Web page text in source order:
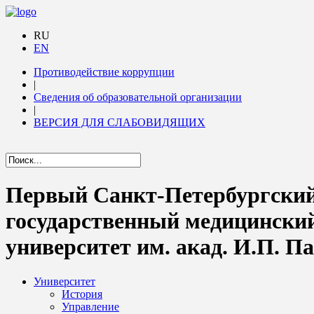
RU
EN
Противодействие коррупции
|
Сведения об образовательной организации
|
ВЕРСИЯ ДЛЯ СЛАБОВИДЯЩИХ
Первый Санкт-
государственный
университет им. акад. И.П.
Университет
История
Управление